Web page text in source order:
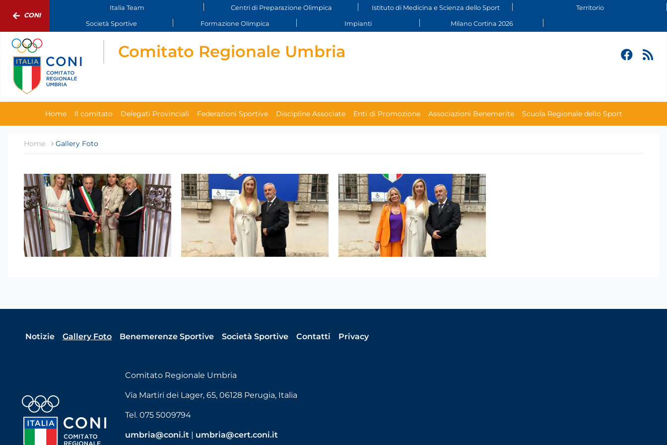
CONI
Italia Team Centri di Preparazione Olimpica Istituto di Medicina e Scienza dello Sport Territorio
Società Sportive Formazione Olimpica Impianti Milano Cortina 2026
Comitato Regionale Umbria
Home Il comitato Delegati Provinciali Federazioni Sportive Discipline Associate Enti di Promozione Associazioni Benemerite Scuola Regionale dello Sport
Home Gallery Foto
Notizie Gallery Foto Benemerenze Sportive Società Sportive Contatti Privacy
Comitato Regionale Umbria
Via Martiri dei Lager, 65, 06128 Perugia, Italia
Tel. 075 5009794
umbria@coni.it | umbria@cert.coni.it